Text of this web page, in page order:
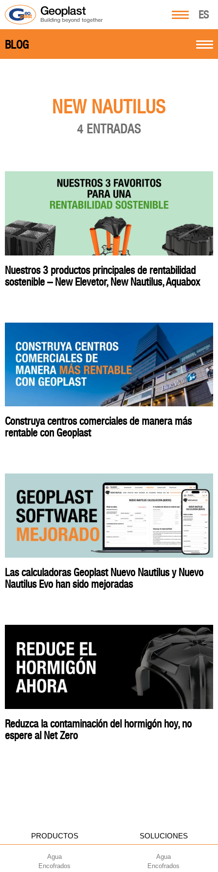
ES
BLOG
NEW NAUTILUS
4 ENTRADAS
Nuestros 3 productos principales de rentabilidad
sostenible – New Elevetor, New Nautilus, Aquabox
Construya centros comerciales de manera más
rentable con Geoplast
Las calculadoras Geoplast Nuevo Nautilus y Nuevo
Nautilus Evo han sido mejoradas
Reduzca la contaminación del hormigón hoy, no
espere al Net Zero
PRODUCTOS
Agua
Encofrados
SOLUCIONES
Agua
Encofrados